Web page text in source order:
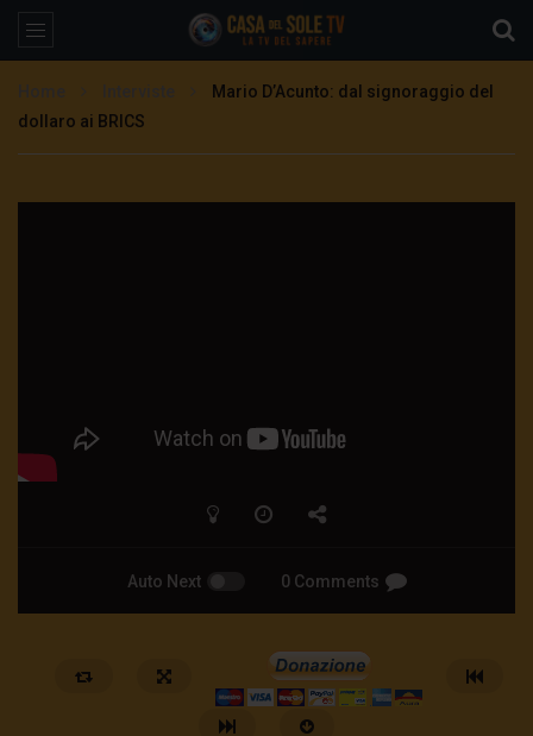
Mario D’Acunto: dal signoraggio del
dollaro ai BRICS
Auto Next 0 Comments